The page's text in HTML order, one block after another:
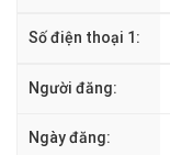
Số điện thoại 1:
Người đăng:
Ngày đăng: